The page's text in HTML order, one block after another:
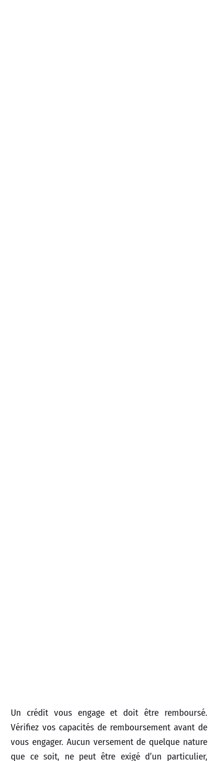
Un crédit vous engage et doit être remboursé.
Vérifiez vos capacités de remboursement avant de
vous engager. Aucun versement de quelque nature
que ce soit, ne peut être exigé d’un particulier,